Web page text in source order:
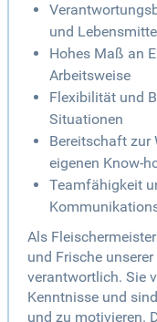
und
Hohes Maß an
Arbeitsweise
Flexibilität und
Situationen
Bereitschaft zur
eigenen Know-
Teamfähigkeit
Als
und Frische
verantwortlich. Sie
Kenntnisse und
und zu motivieren.